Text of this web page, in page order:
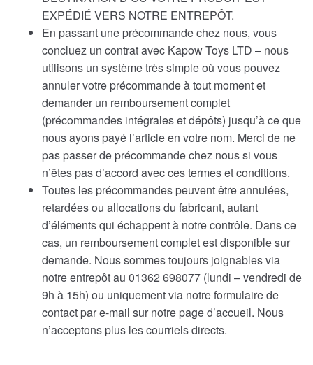
EXPÉDIÉ VERS NOTRE ENTREPÔT.
En passant une précommande chez nous, vous
concluez un contrat avec Kapow Toys LTD – nous
utilisons un système très simple où vous pouvez
annuler votre précommande à tout moment et
demander un remboursement complet
(précommandes intégrales et dépôts) jusqu’à ce que
nous ayons payé l’article en votre nom. Merci de ne
pas passer de précommande chez nous si vous
n’êtes pas d’accord avec ces termes et conditions.
Toutes les précommandes peuvent être annulées,
retardées ou allocations du fabricant, autant
d’éléments qui échappent à notre contrôle. Dans ce
cas, un remboursement complet est disponible sur
demande. Nous sommes toujours joignables via
notre entrepôt au 01362 698077 (lundi – vendredi de
9h à 15h) ou uniquement via notre formulaire de
contact par e-mail sur notre page d’accueil. Nous
n’acceptons plus les courriels directs.